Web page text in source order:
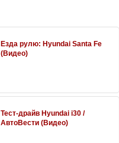
Езда рулю: Hyundai Santa Fe
(Видео)
Тест-драйв Hyundai i30 /
АвтоВести (Видео)